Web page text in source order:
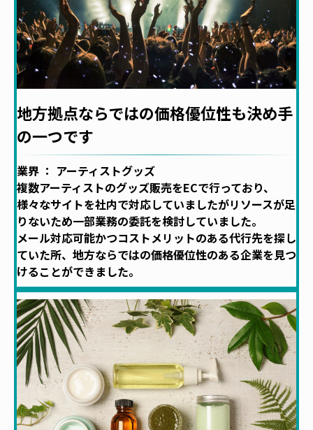
地方拠点ならではの価格優位性も決め手
の一つです
業界 ： アーティストグッズ
複数アーティストのグッズ販売をECで行っており、
様々なサイトを社内で対応していましたがリソースが足
りないため一部業務の委託を検討していました。
メール対応可能かつコストメリットのある代行先を探し
ていた所、地方ならではの価格優位性のある企業を見つ
けることができました。